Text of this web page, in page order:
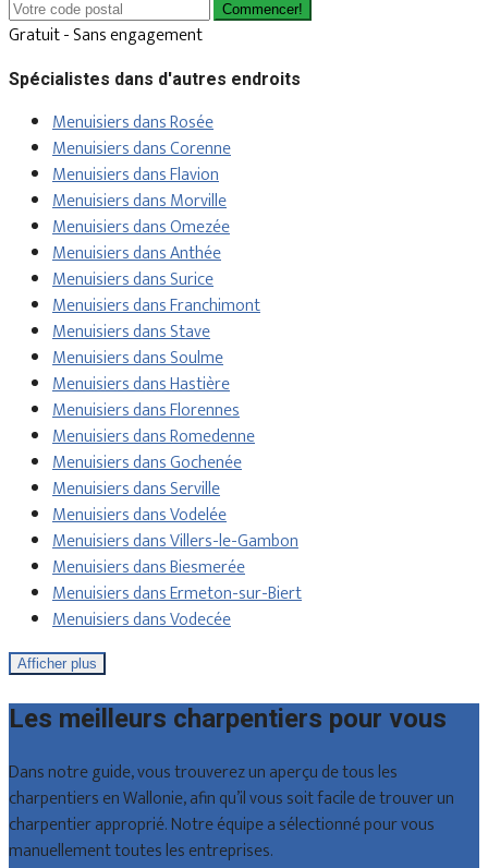
Commencer!
Gratuit - Sans engagement
Spécialistes dans d'autres endroits
Menuisiers dans Rosée
Menuisiers dans Corenne
Menuisiers dans Flavion
Menuisiers dans Morville
Menuisiers dans Omezée
Menuisiers dans Anthée
Menuisiers dans Surice
Menuisiers dans Franchimont
Menuisiers dans Stave
Menuisiers dans Soulme
Menuisiers dans Hastière
Menuisiers dans Florennes
Menuisiers dans Romedenne
Menuisiers dans Gochenée
Menuisiers dans Serville
Menuisiers dans Vodelée
Menuisiers dans Villers-le-Gambon
Menuisiers dans Biesmerée
Menuisiers dans Ermeton-sur-Biert
Menuisiers dans Vodecée
Afficher plus
Les meilleurs charpentiers pour vous
Dans notre guide, vous trouverez un aperçu de tous les
charpentiers en Wallonie, afin qu’il vous soit facile de trouver un
charpentier approprié. Notre équipe a sélectionné pour vous
manuellement toutes les entreprises.